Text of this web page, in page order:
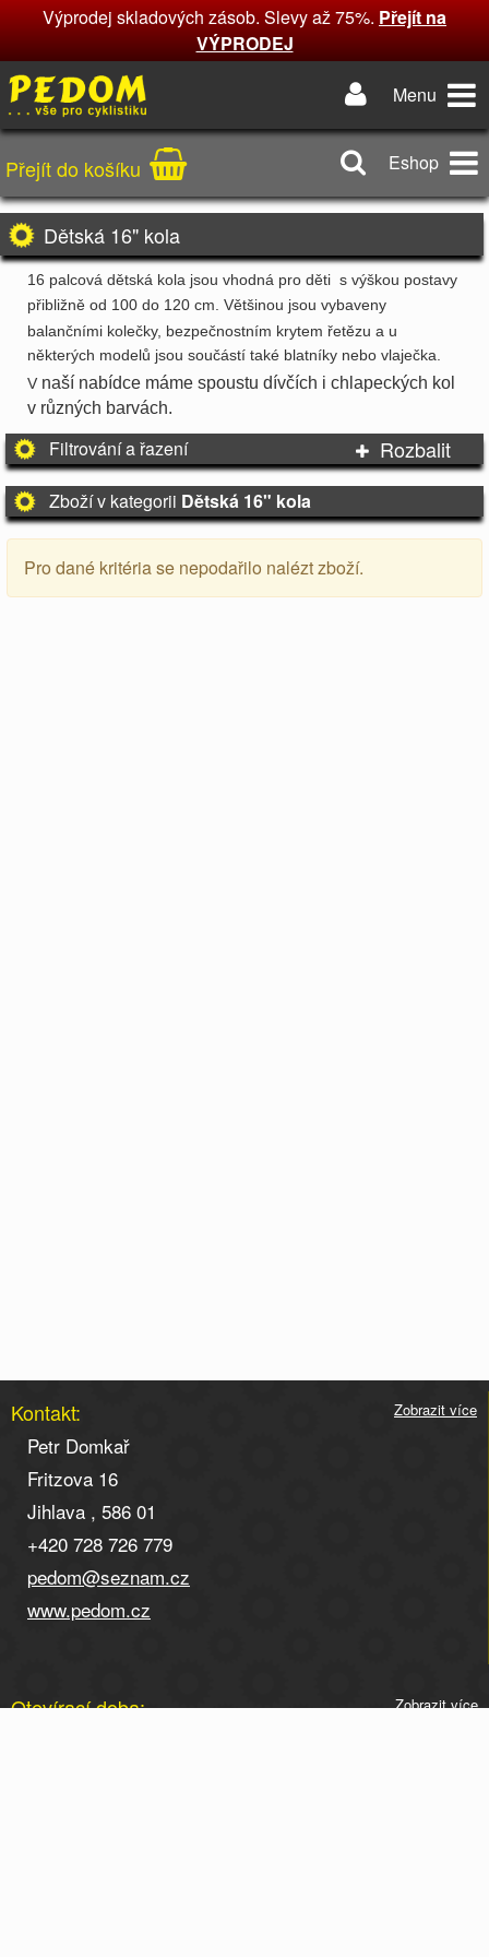
Výprodej skladových zásob. Slevy až 75%.Přejít na
VÝPRODEJ
Menu
Přejít do košíku Eshop
Dětská 16" kola
16 palcová dětská kola jsou vhodná pro děti s výškou postavy
přibližně od 100 do 120 cm . Většinou jsou vybaveny
balančními kolečky, bezpečnostním krytem řetězu a u
některých modelů jsou součástí také blatníky nebo vlaječka.
V naší nabídce máme spoustu dívčích i chlapeckých kol
v různých barvách.
Filtrování a řazení Rozbalit
Zboží v kategorii Dětská 16" kola
Pro dané kritéria se nepodařilo nalézt zboží.
Kontakt: Zobrazit více
Petr Domkař
Fritzova 16
Jihlava , 586 01
+420 728 726 779
pedom@seznam.cz
www.pedom.cz
Otevírací doba: Zobrazit více